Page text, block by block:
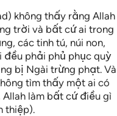
không thấy rằng Allah
trời và bất cứ ai trong
các tinh tú, núi non,
đều phải phủ phục quỳ
bị Ngài trừng phạt. Và
tìm thấy một ai có
Allah làm bất cứ điều gì
thiệp).